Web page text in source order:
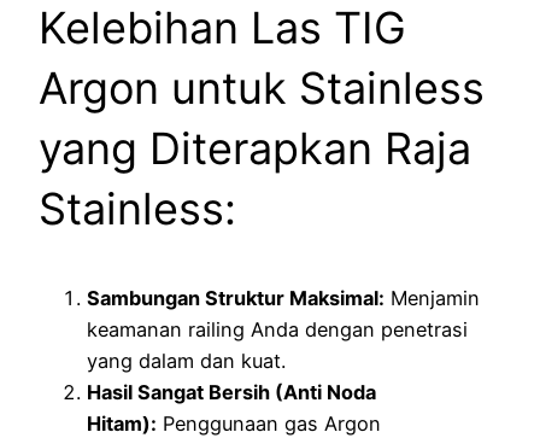
Kelebihan Las TIG
Argon untuk Stainless
yang Diterapkan Raja
Stainless:
Sambungan Struktur Maksimal: Menjamin
keamanan railing Anda dengan penetrasi
yang dalam dan kuat.
Hasil Sangat Bersih (Anti Noda
Hitam): Penggunaan gas Argon